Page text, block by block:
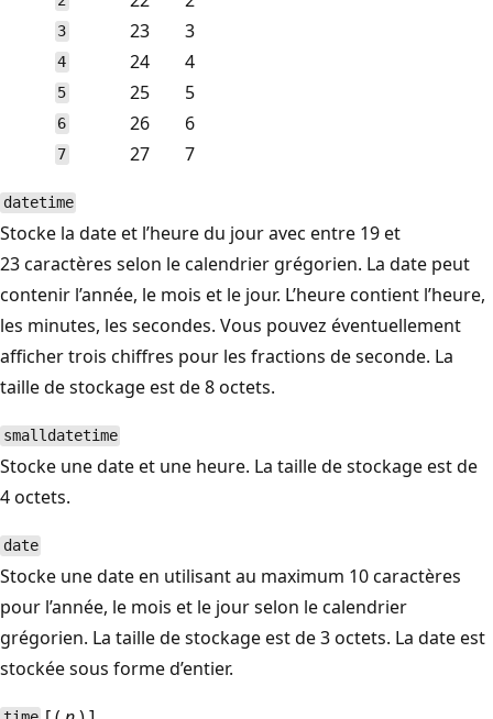
3 23 3
4 24 4
5 25 5
6 26 6
7 27 7
datetime
Stocke la date et l’heure du jour avec entre 19 et
23 caractères selon le calendrier grégorien. La date peut
contenir l’année, le mois et le jour. L’heure contient l’heure,
les minutes, les secondes. Vous pouvez éventuellement
afficher trois chiffres pour les fractions de seconde. La
taille de stockage est de 8 octets.
smalldatetime
Stocke une date et une heure. La taille de stockage est de
4 octets.
date
Stocke une date en utilisant au maximum 10 caractères
pour l’année, le mois et le jour selon le calendrier
grégorien. La taille de stockage est de 3 octets. La date est
stockée sous forme d’entier.